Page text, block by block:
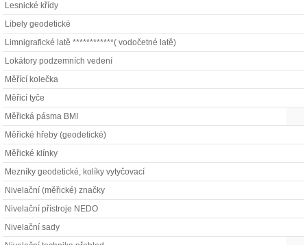
Lesnické křídy
Libely geodetické
Limnigrafické latě ************( vodočetné latě)
Lokátory podzemních vedení
Měřící kolečka
Měřicí tyče
Měřická pásma BMI
Měřické hřeby (geodetické)
Měřické klínky
Mezníky geodetické, kolíky vytyčovací
Nivelační (měřické) značky
Nivelační přístroje NEDO
Nivelační sady